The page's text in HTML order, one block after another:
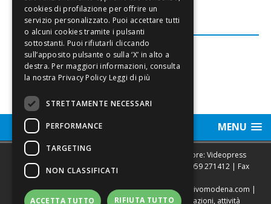
FACEBOOK
MENU
Sede legale, Redazione, pubblicità e annunci Editore: Videopress
Modena S.r.l. via Emilia Est, 402/6 - Modena | Tel.
059 271412 | Fax
Direttore Resp. Giovanni Botti | email:redazione@vivomodena.com |
www.vivomodena.it | Diffusione gratuita in abitazioni, attività
Leggi di più
STRETTAMENTE NECESSARI
PERFORMANCE
TARGETING
NON CLASSIFICATI
ACCETTA TUTTO RIFIUTA TUTTO